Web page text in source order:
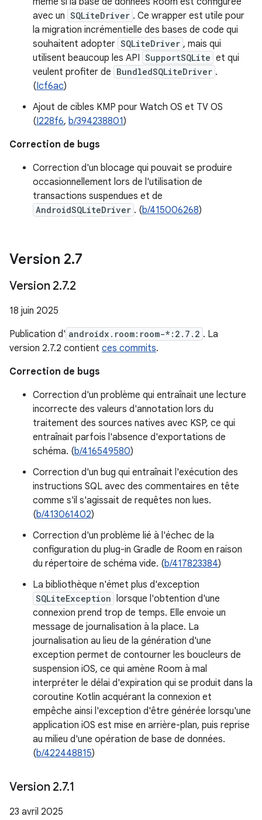
avec un SQLiteDriver . Ce wrapper est utile pour
la migration incrémentielle des bases de code qui
souhaitent adopter SQLiteDriver , mais qui
utilisent beaucoup les API SupportSQLite et qui
veulent profiter de BundledSQLiteDriver .
(Icf6ac)
Ajout de cibles KMP pour Watch OS et TV OS
(I228f6, b/394238801)
Correction de bugs
Correction d'un blocage qui pouvait se produire
occasionnellement lors de l'utilisation de
transactions suspendues et de
AndroidSQLiteDriver . (b/415006268)
Version 2.7
Version 2.7.2
18 juin 2025
Publication d' androidx.room:room-*:2.7.2 . La
version 2.7.2 contient ces commits.
Correction de bugs
Correction d'un problème qui entraînait une lecture
incorrecte des valeurs d'annotation lors du
traitement des sources natives avec KSP, ce qui
entraînait parfois l'absence d'exportations de
schéma. (b/416549580)
Correction d'un bug qui entraînait l'exécution des
instructions SQL avec des commentaires en tête
comme s'il s'agissait de requêtes non lues.
(b/413061402)
Correction d'un problème lié à l'échec de la
configuration du plug-in Gradle de Room en raison
du répertoire de schéma vide. (b/417823384)
La bibliothèque n'émet plus d'exception
SQLiteException lorsque l'obtention d'une
connexion prend trop de temps. Elle envoie un
message de journalisation à la place. La
journalisation au lieu de la génération d'une
exception permet de contourner les boucleurs de
suspension iOS, ce qui amène Room à mal
interpréter le délai d'expiration qui se produit dans la
coroutine Kotlin acquérant la connexion et
empêche ainsi l'exception d'être générée lorsqu'une
application iOS est mise en arrière-plan, puis reprise
au milieu d'une opération de base de données.
(b/422448815)
Version 2.7.1
23 avril 2025